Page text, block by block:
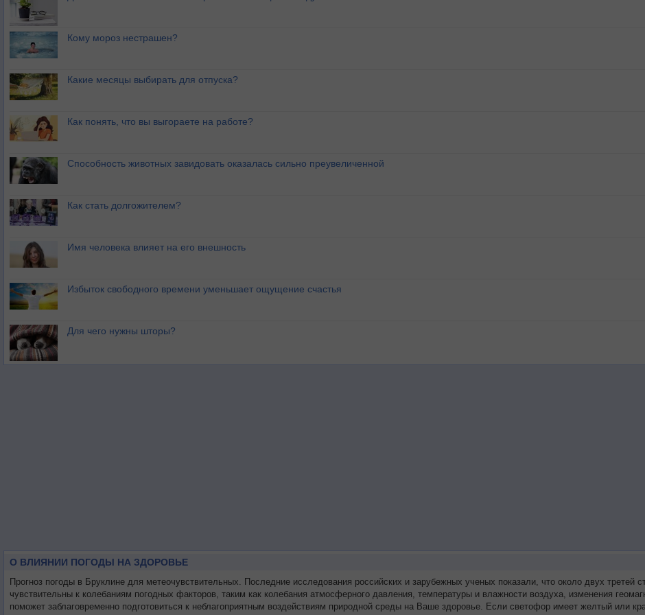
Кому мороз нестрашен?
Какие месяцы выбирать для отпуска?
Как понять, что вы выгораете на работе?
Способность животных завидовать оказалась сильно преувеличенной
Как стать долгожителем?
Имя человека влияет на его внешность
Избыток свободного времени уменьшает ощущение счастья
Для чего нужны шторы?
О ВЛИЯНИИ ПОГОДЫ НА ЗДОРОВЬЕ
Прогноз погоды в Бруклине для метеочувствительных. Последние исследования российских и зарубежных ученых показали, что около двух
чувствительны к колебаниям погодных факторов, таким как колебания атмосферного давления, температуры и влажности воздуха, изменения
поможет заблаговременно подготовиться к неблагоприятным воздействиям природной среды на Ваше здоровье. Если светофор имеет желтый или